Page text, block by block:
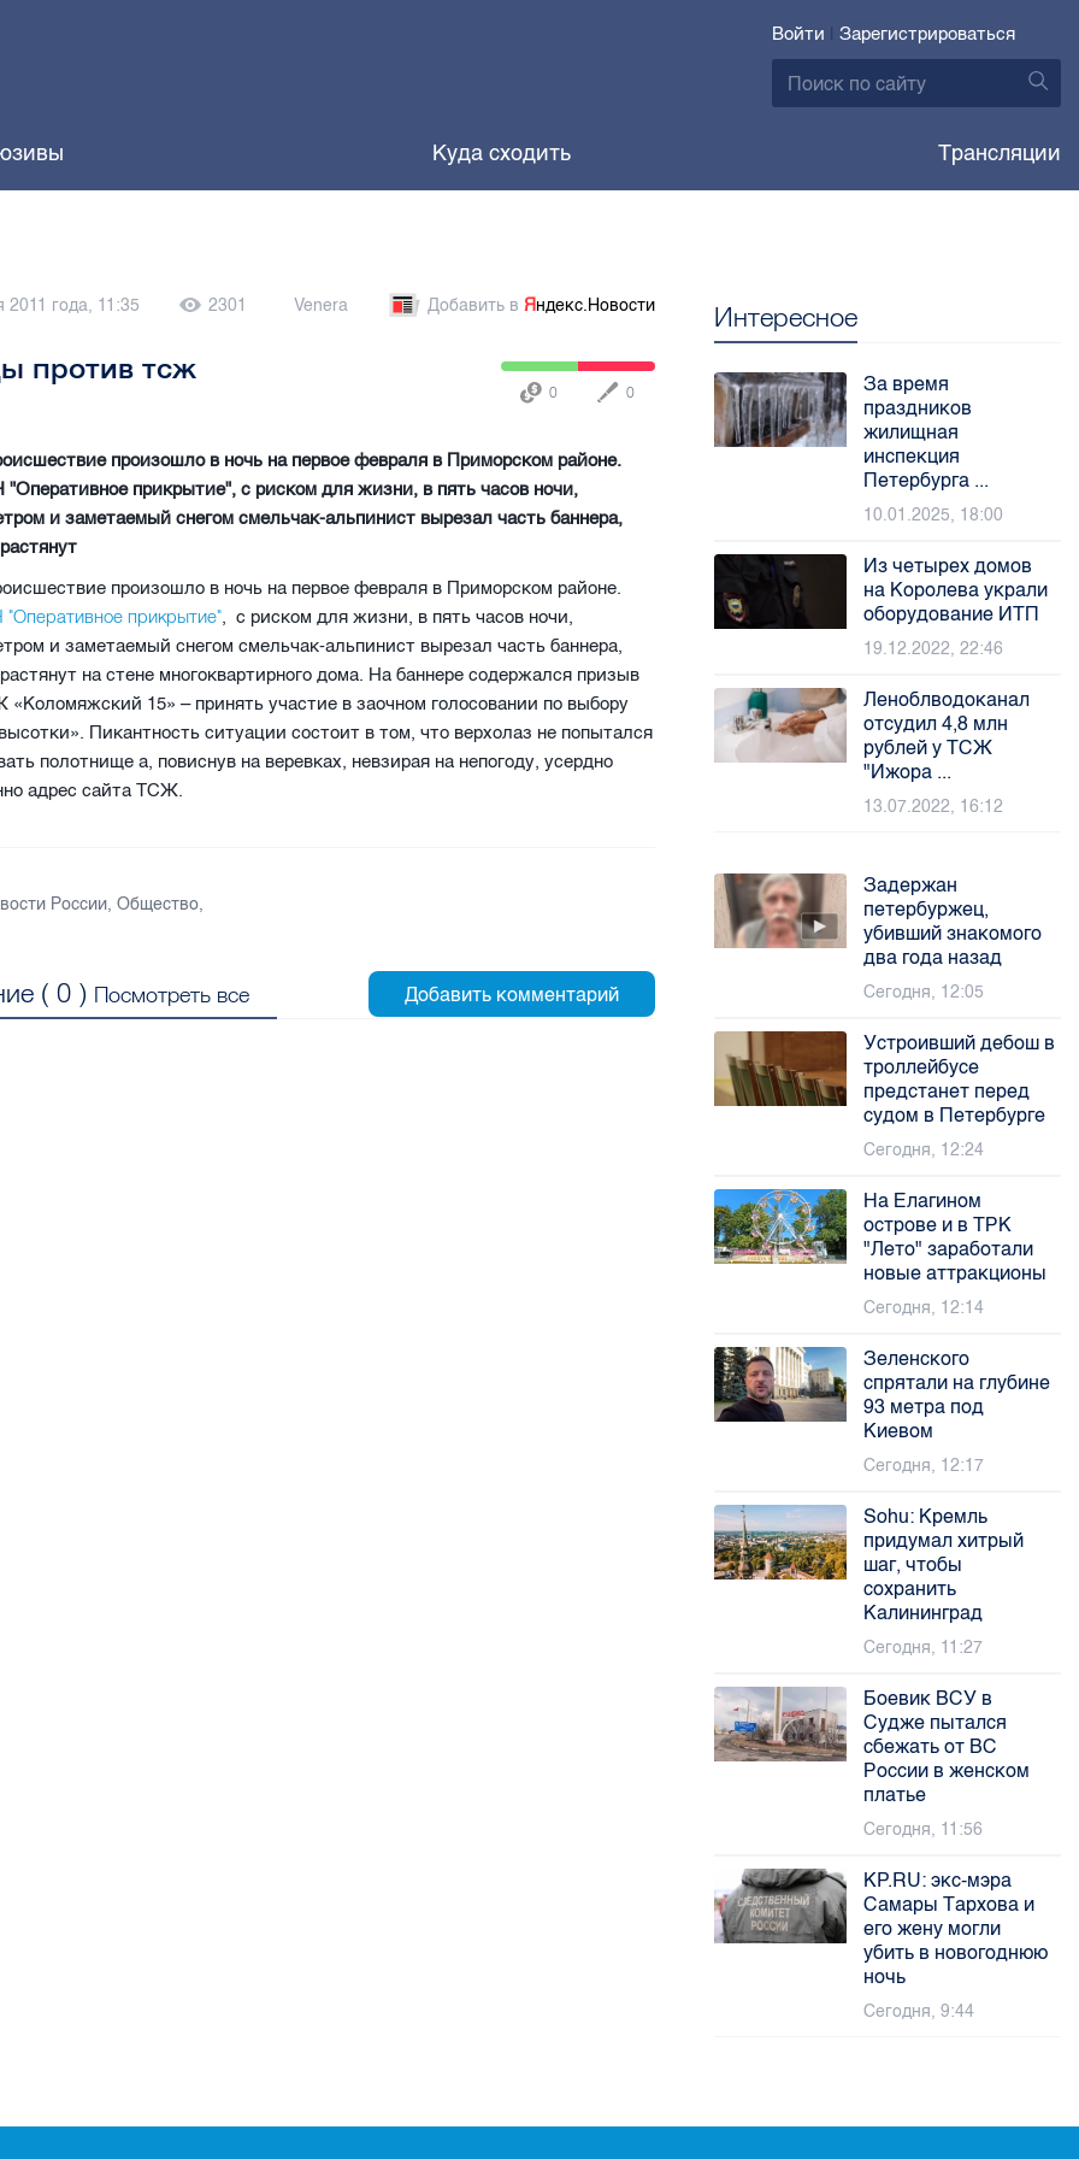
Войти | Зарегистрироваться
Куда сходить Трансляции
года, 11:35 2301 Venera Добавить в Яндекс.Новости
против тсж
0 0
произошло в ночь на первое февраля в Приморском районе.
прикрытие", с риском для жизни, в пять часов ночи,
и заметаемый снегом смельчак-альпинист вырезал часть баннера,
произошло в ночь на первое февраля в Приморском районе.
"Оперативное прикрытие", с риском для жизни, в пять часов ночи,
и заметаемый снегом смельчак-альпинист вырезал часть баннера,
на стене многоквартирного дома. На баннере содержался призыв
15» – принять участие в заочном голосовании по выбору
Пикантность ситуации состоит в том, что верхолаз не попытался
полотнище а, повиснув на веревках, невзирая на непогоду, усердно
адрес сайта ТСЖ.
России,Общество,
(0 ) Посмотреть все
Интересное
За время
праздников
жилищная
инспекция
Петербурга ...
10.01.2025, 18:00
Из четырех домов
на Королева украли
оборудование ИТП
19.12.2022, 22:46
Леноблводоканал
отсудил 4,8 млн
рублей у ТСЖ
"Ижора ...
13.07.2022, 16:12
Задержан
петербуржец,
убивший знакомого
два года назад
Сегодня, 12:05
Устроивший дебош в
троллейбусе
предстанет перед
судом в Петербурге
Сегодня, 12:24
На Елагином
острове и в ТРК
"Лето" заработали
новые аттракционы
Сегодня, 12:14
Зеленского
спрятали на глубине
93 метра под
Киевом
Сегодня, 12:17
Sohu: Кремль
придумал хитрый
шаг, чтобы
сохранить
Калининград
Сегодня, 11:27
Боевик ВСУ в
Судже пытался
сбежать от ВС
России в женском
платье
Сегодня, 11:56
KP.RU: экс-мэра
Самары Тархова и
его жену могли
убить в новогоднюю
ночь
Сегодня, 9:44